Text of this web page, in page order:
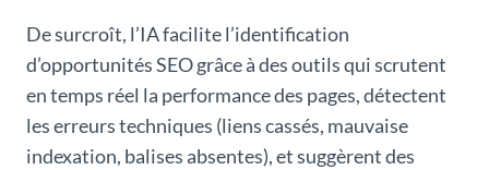
De surcroît, l’IA facilite l’identification
d’opportunités SEO grâce à des outils qui scrutent
en temps réel la performance des pages, détectent
les erreurs techniques (liens cassés, mauvaise
indexation, balises absentes), et suggèrent des